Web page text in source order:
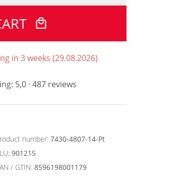
in 3 weeks (29.08.2026)
5,0 · 487 reviews
number: 7430-4807-14-Pt
901215
/ GTIN: 8596198001179